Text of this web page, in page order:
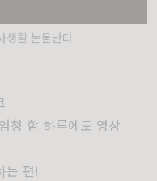
생활 눈물난다
청 함 하루에도 영상
는 편!